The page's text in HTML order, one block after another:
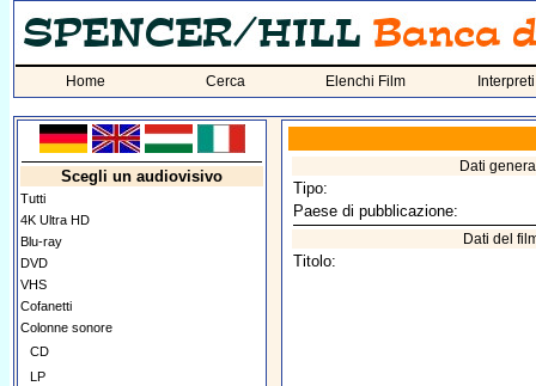
Home Cerca Elenchi Film Interpreti
Scegli un audiovisivo
Tutti
4K Ultra HD
Blu-ray
DVD
VHS
Cofanetti
Colonne sonore
CD
LP
Dati
Tipo:
Paese di pubblicazione:
Dati del
Titolo: